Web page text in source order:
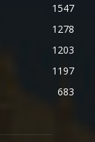
1547
1278
1203
1197
683